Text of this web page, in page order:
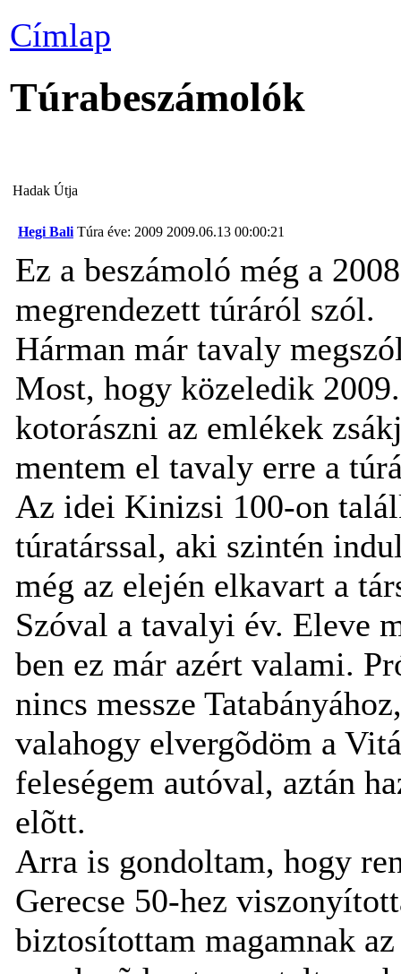
Címlap
Túrabeszámolók
Hadak Útja
Hegi Bali Túra éve: 2009 2009.06.13 00:00:21
Ez a beszámoló még a
megrendezett túráról szól.
Hárman már tavaly
Most, hogy közeledik
kotorászni az emlékek
mentem el tavaly erre a
Az idei Kinizsi 100-on
túratárssal, aki szintén
még az elején elkavart a
Szóval a tavalyi év. Eleve
ben ez már azért valami.
nincs messze
valahogy elvergõdöm a
feleségem autóval, aztán
elõtt.
Arra is gondoltam, hogy
Gerecse 50-hez
biztosítottam magamnak